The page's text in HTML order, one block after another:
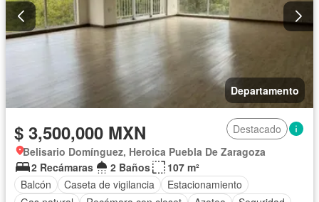
Departamento
$ 3,500,000 MXN
Destacado
Belisario Domínguez, Heroica Puebla De Zaragoza
2 Recámaras
2 Baños
107 m²
Balcón
Caseta de vigilancia
Estacionamiento